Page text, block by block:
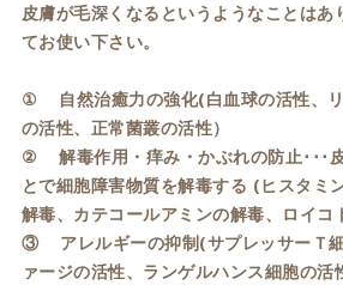
皮膚が毛深くなるというようなことはあ
てお使い下さい。
① 自然治癒力の強化(白血球の活性、
の活性、正常菌叢の活性）
② 解毒作用・痒み・かぶれの防止･･･
とで細胞障害物質を解毒する (ヒスタミ
解毒、カテコールアミンの解毒、ロイコ
③ アレルギーの抑制(サプレッサーＴ
ァージの活性、ランゲルハンス細胞の活